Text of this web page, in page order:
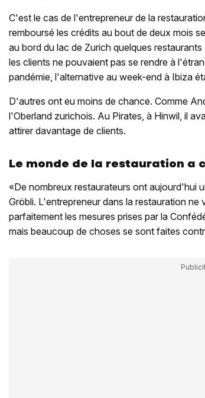
C'est le cas de l'entrepreneur de la
remboursé les crédits au bout de deux mois
au bord du lac de Zurich quelques
les clients ne pouvaient pas se rendre à
pandémie, l'alternative au week-end à Ibiza
D'autres ont eu moins de chance. Comme
l'Oberland zurichois. Au Pirates, à Hinwil, il
attirer davantage de clients.
Le monde de la restauration a
«De nombreux restaurateurs ont aujourd'hui
Gröbli. L'entrepreneur dans la restauration
parfaitement les mesures prises par la
mais beaucoup de choses se sont faites